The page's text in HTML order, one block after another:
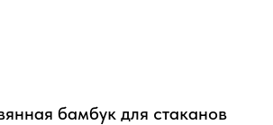
бамбук для стаканов